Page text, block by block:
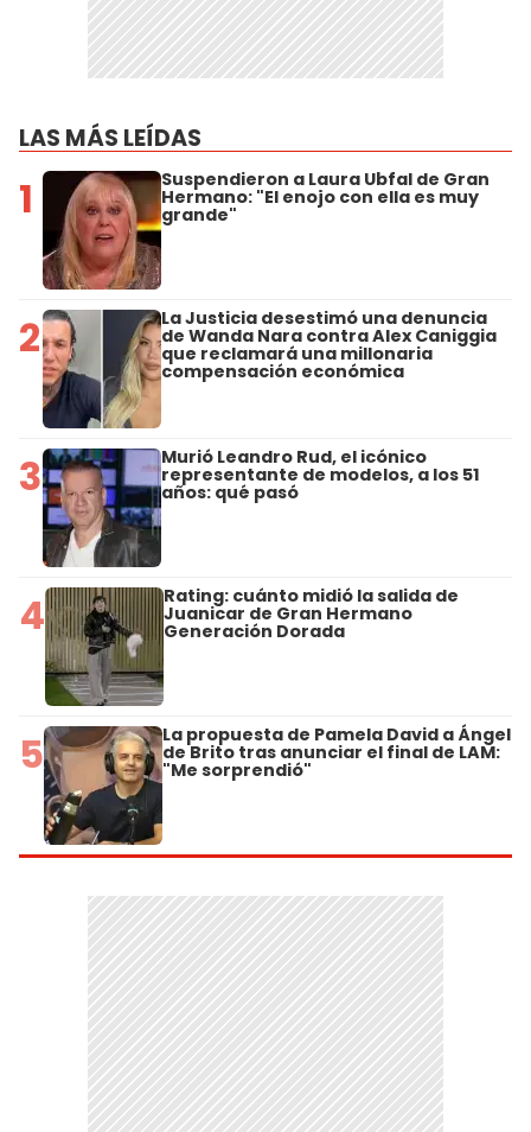
LAS MÁS LEÍDAS
1 Suspendieron a Laura Ubfal de Gran
Hermano: "El enojo con ella es muy
grande"
2 La Justicia desestimó una denuncia
de Wanda Nara contra Alex Caniggia
que reclamará una millonaria
compensación económica
3 Murió Leandro Rud, el icónico
representante de modelos, a los 51
años: qué pasó
4 Rating: cuánto midió la salida de
Juanicar de Gran Hermano
Generación Dorada
5 La propuesta de Pamela David a Ángel
de Brito tras anunciar el final de LAM:
"Me sorprendió"